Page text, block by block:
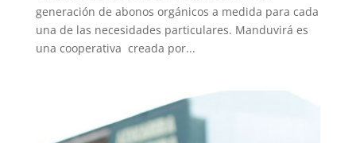
generación de abonos orgánicos a medida para cada
una de las necesidades particulares. Manduvirá es
una cooperativa creada por...